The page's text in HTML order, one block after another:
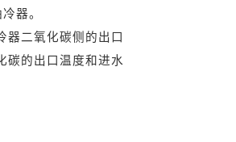
器。
器二氧化碳侧的出口
碳的出口温度和进水